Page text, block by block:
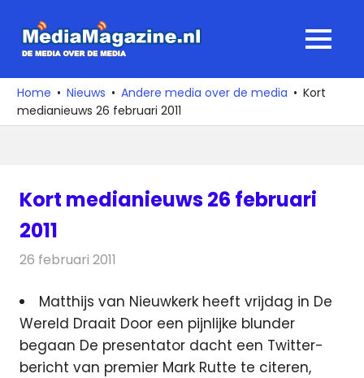
naar
media
over
de
MENU
Home Nieuws Andere media over de media
Kort
medianieuws 26 februari 2011
Kort medianieuws 26 februari
2011
26 februari 2011
Matthijs van Nieuwkerk heeft vrijdag in De
Wereld Draait Door een pijnlijke blunder
begaan De presentator dacht een Twitter-
bericht van premier Mark Rutte te citeren,